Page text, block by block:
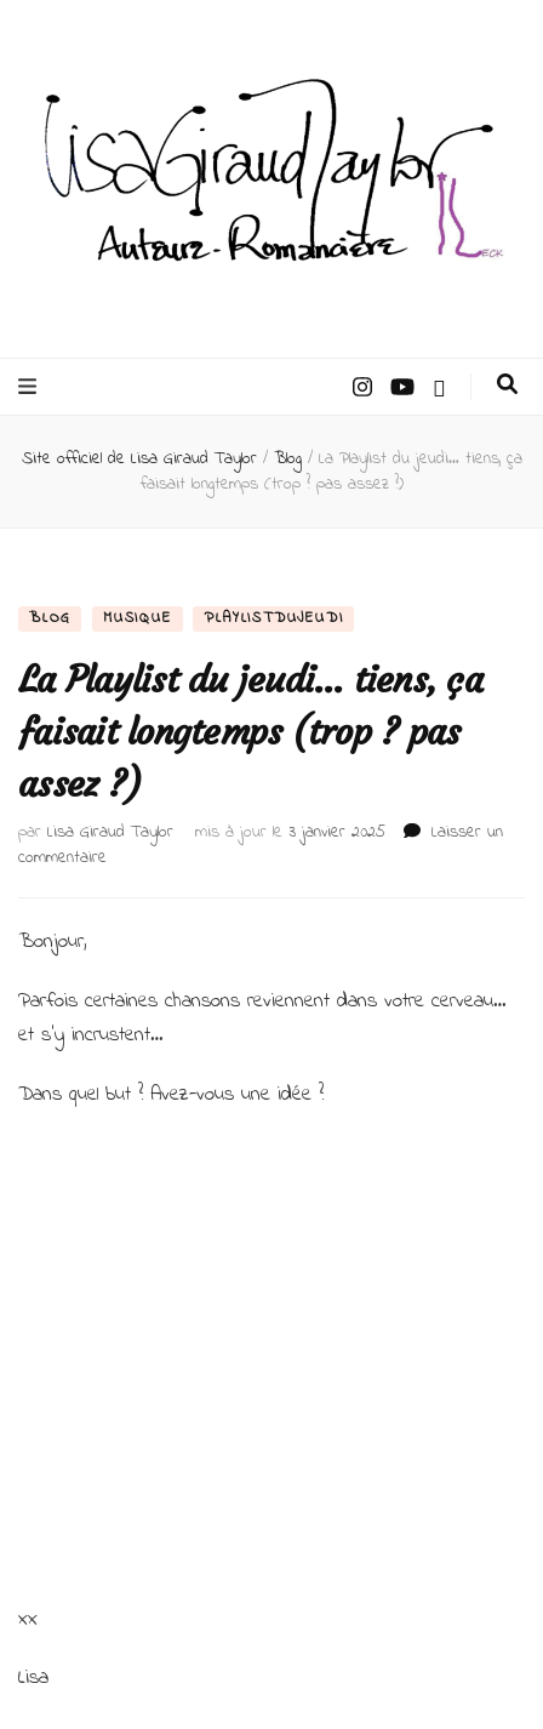
Taylor –
Auteur
Site officiel de Lisa Giraud Taylor / Blog / La Playlist du jeudi… tiens, ça
faisait longtemps (trop ? pas assez ?)
BLOG MUSIQUE PLAYLISTDUJEUDI
La Playlist du jeudi… tiens, ça
faisait longtemps (trop ? pas
assez ?)
par Lisa Giraud Taylor mis à jour le 3 janvier 2025
Laisser un
commentaire
ça
faisait
(trop
Bonjour,
Parfois certaines chansons reviennent dans votre cerveau…
et s’y incrustent…
Dans quel but ? Avez-vous une idée ?
xx
Lisa